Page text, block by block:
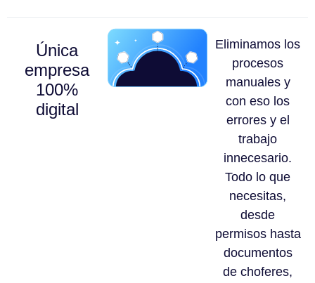
Única
empresa
100%
digital
Eliminamos los
procesos
manuales y
con eso los
errores y el
trabajo
innecesario.
Todo lo que
necesitas,
desde
permisos hasta
documentos
de choferes,